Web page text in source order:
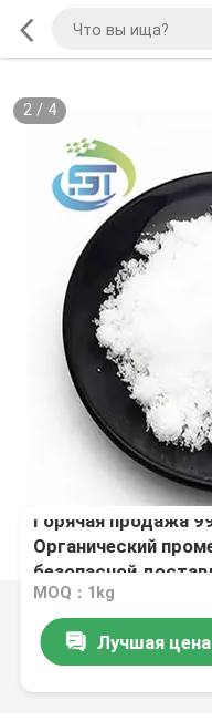
2/ 4
Горячая продажа
Органический
безопасной
MOQ：1kg
Лучшая цена